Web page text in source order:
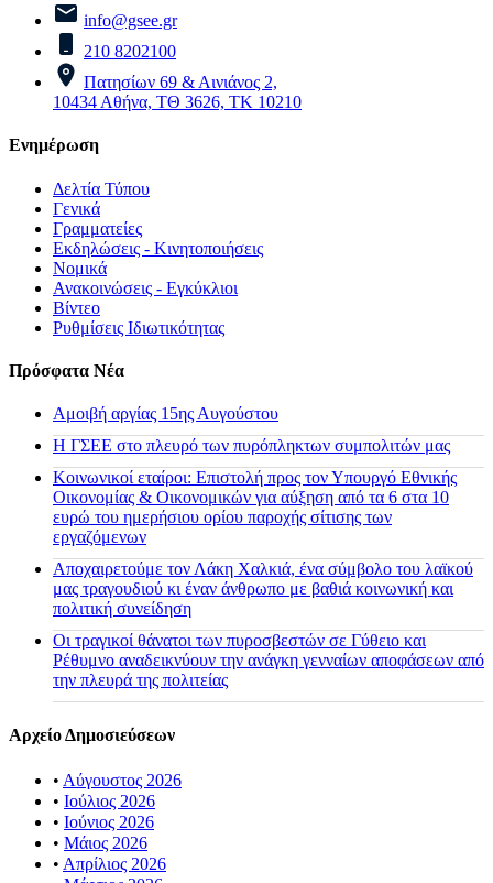
info@gsee.gr
210 8202100
Πατησίων 69 & Αινιάνος 2,
10434 Αθήνα, ΤΘ 3626, ΤΚ 10210
Ενημέρωση
Δελτία Τύπου
Γενικά
Γραμματείες
Εκδηλώσεις - Κινητοποιήσεις
Νομικά
Ανακοινώσεις - Εγκύκλιοι
Βίντεο
Ρυθμίσεις Ιδιωτικότητας
Πρόσφατα Νέα
Αμοιβή αργίας 15ης Αυγούστου
H ΓΣΕΕ στο πλευρό των πυρόπληκτων συμπολιτών μας
Κοινωνικοί εταίροι: Επιστολή προς τον Υπουργό Εθνικής
Οικονομίας & Οικονομικών για αύξηση από τα 6 στα 10
ευρώ του ημερήσιου ορίου παροχής σίτισης των
εργαζόμενων
Αποχαιρετούμε τον Λάκη Χαλκιά, ένα σύμβολο του λαϊκού
μας τραγουδιού κι έναν άνθρωπο με βαθιά κοινωνική και
πολιτική συνείδηση
Οι τραγικοί θάνατοι των πυροσβεστών σε Γύθειο και
Ρέθυμνο αναδεικνύουν την ανάγκη γενναίων αποφάσεων από
την πλευρά της πολιτείας
Αρχείο Δημοσιεύσεων
• Αύγουστος 2026
• Ιούλιος 2026
• Ιούνιος 2026
• Μάιος 2026
• Απρίλιος 2026